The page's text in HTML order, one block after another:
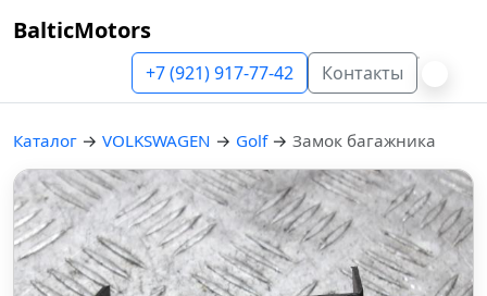
BalticMotors
+7 (921) 917-77-42 Контакты
Каталог → VOLKSWAGEN → Golf → Замок багажника